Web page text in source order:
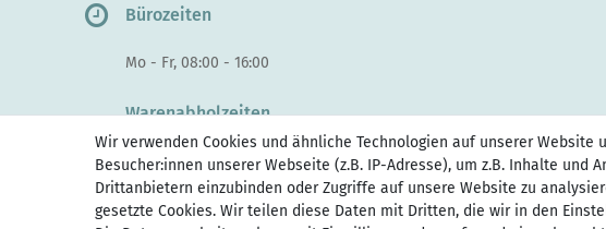
Bürozeiten
Mo - Fr, 08:00 - 16:00
Warenabholzeiten
Di - Do, 10:00 - 15.30
Fr 10:00 - 14:00
Wir verwenden Cookies und ähnliche Technologien auf unserer Website
Besucher:innen unserer Webseite (z.B. IP-Adresse), um z.B. Inhalte und
Drittanbietern einzubinden oder Zugriffe auf unsere Website zu
gesetzte Cookies. Wir teilen diese Daten mit Dritten, die wir in den